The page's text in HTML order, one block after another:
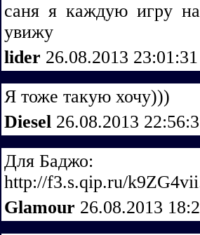
саня я каждую игру
увижу
lider 26.08.2013
Я тоже такую хочу)))
Diesel 26.08.2013
Для Баджо:
http://f3.s.qip.ru/
Glamour 26.08.2013